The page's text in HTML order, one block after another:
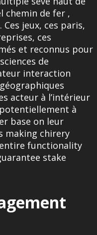
chemin de fer ,
jeux, ces paris,
ces
et reconnus pour
de
interaction
acteur à l’intérieur
à
base on leur
making chirery
functionality
stake